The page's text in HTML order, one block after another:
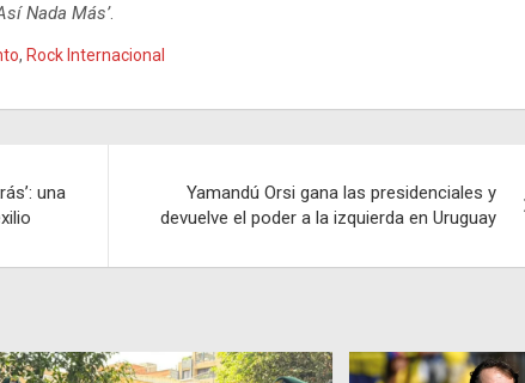
Nada Más’.
, Rock Internacional
una
Yamandú Orsi gana las presidenciales y
devuelve el poder a la izquierda en Uruguay